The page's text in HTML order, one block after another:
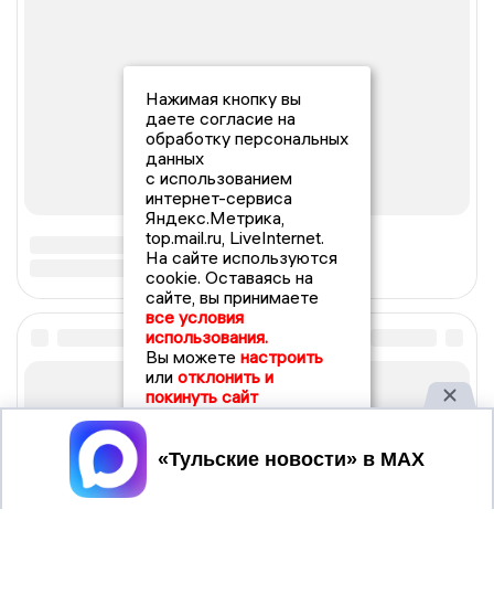
Нажимая кнопку вы
даете согласие на
обработку персональных
данных
с использованием
интернет-сервиса
Яндекс.Метрика,
top.mail.ru, LiveInternet.
На сайте используются
cookie. Оставаясь на
сайте, вы принимаете
все условия
использования.
Вы можете настроить
или отклонить и
покинуть сайт
Принять